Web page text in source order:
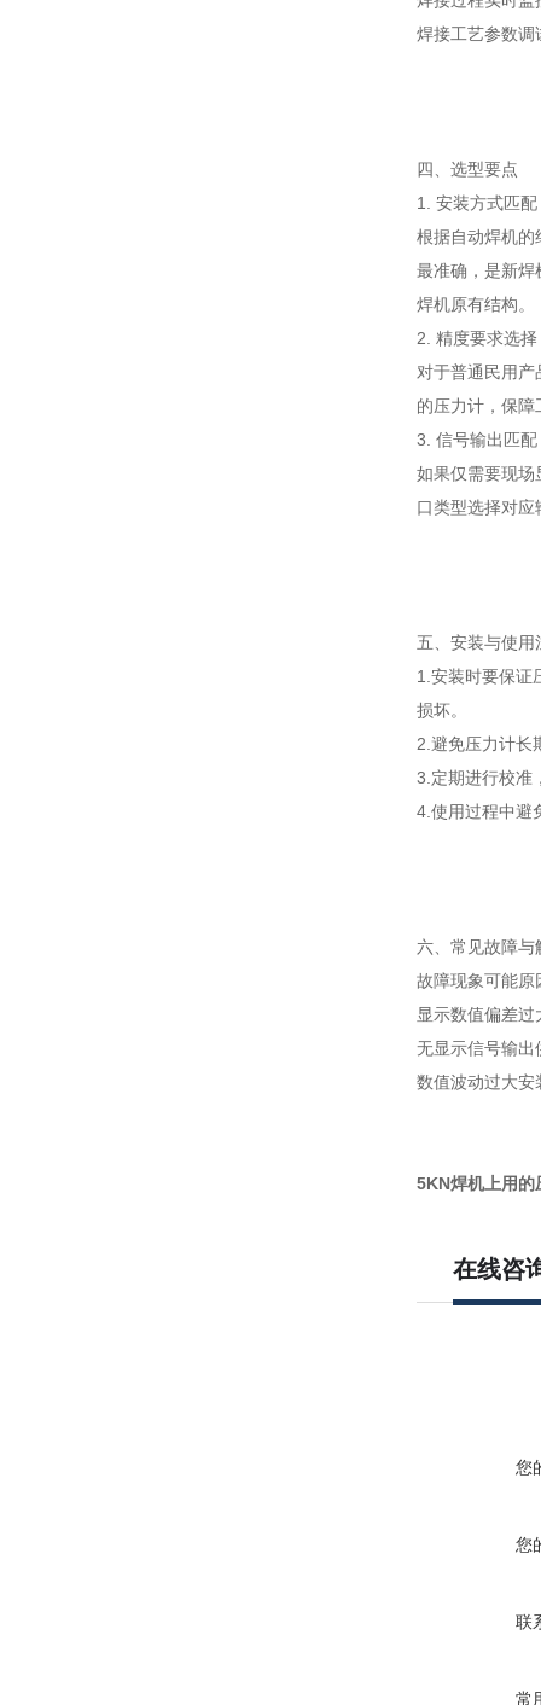
焊接工艺参数调
四、选型要点
1. 安装方式匹配
根据自动焊机的
最准确，是新焊
焊机原有结构。
2. 精度要求选择
对于普通民用产
的压力计，保障
3. 信号输出匹配
如果仅需要现场
口类型选择对
五、安装与使用
1.安装时要保证
损坏。
2.避免压力计长
3.定期进行校准
4.使用过程中避
六、常见故障与
故障现象可能原
显示数值偏差过
无显示信号输出
数值波动过大安
5KN焊机上用的
在线咨
您
您
联
常